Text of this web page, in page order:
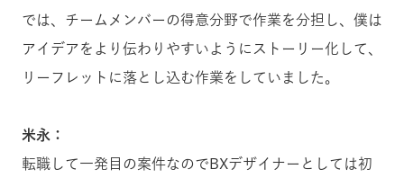
では、チームメンバーの得意分野で作業を分担し、僕は
アイデアをより伝わりやすいようにストーリー化して、
リーフレットに落とし込む作業をしていました。
米永：
転職して一発目の案件なのでBXデザイナーとしては初